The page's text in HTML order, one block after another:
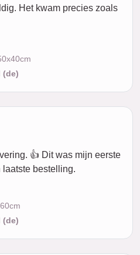
Het kwam precies zoals
(de)
👍 Dit was mijn eerste
laatste bestelling.
(de)